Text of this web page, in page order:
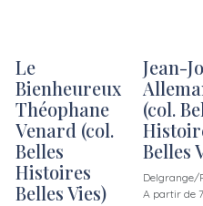
Le
Bienheureux
Théophane
Venard (col.
Belles
Histoires
Belles Vies)
Jean-
(col.
Belles
Delgrange/
A partir de